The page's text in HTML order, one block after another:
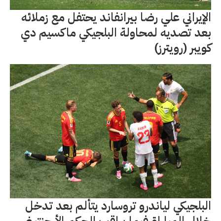
الإيراني علي رضا بيرانفاند يحتفل مع زملائه
بعد تصديه لمحاولة البلجيكي ماكسيم دي
كويبر (رويترز)
البلجيكي لياندرو تروسارد يتألم بعد تدخل